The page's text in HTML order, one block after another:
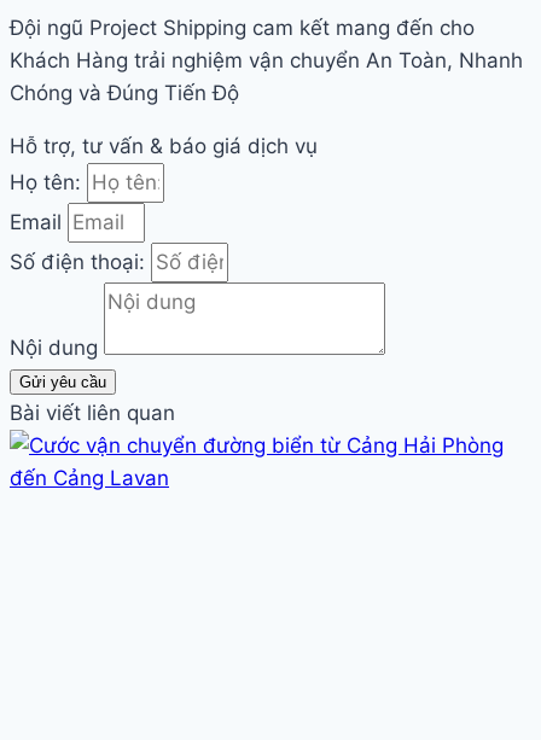
Đội ngũ Project Shipping cam kết mang đến cho
Khách Hàng trải nghiệm vận chuyển An Toàn, Nhanh
Chóng và Đúng Tiến Độ
Hỗ trợ, tư vấn & báo giá dịch vụ
Họ tên:
Email
Số điện thoại:
Nội dung
Gửi yêu cầu
Bài viết liên quan